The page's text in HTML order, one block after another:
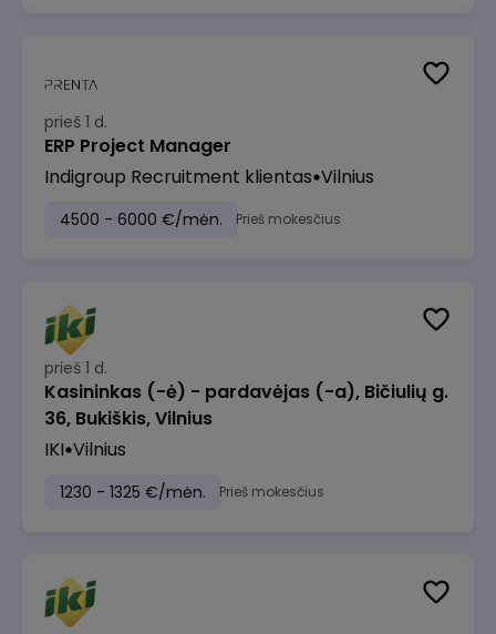
prieš 1 d.
ERP Project Manager
Indigroup Recruitment klientas Vilnius
4500 - 6000 €/mėn. Prieš mokesčius
prieš 1 d.
Kasininkas (-ė) - pardavėjas (-a), Bičiulių g.
36, Bukiškis, Vilnius
IKI Vilnius
1230 - 1325 €/mėn. Prieš mokesčius